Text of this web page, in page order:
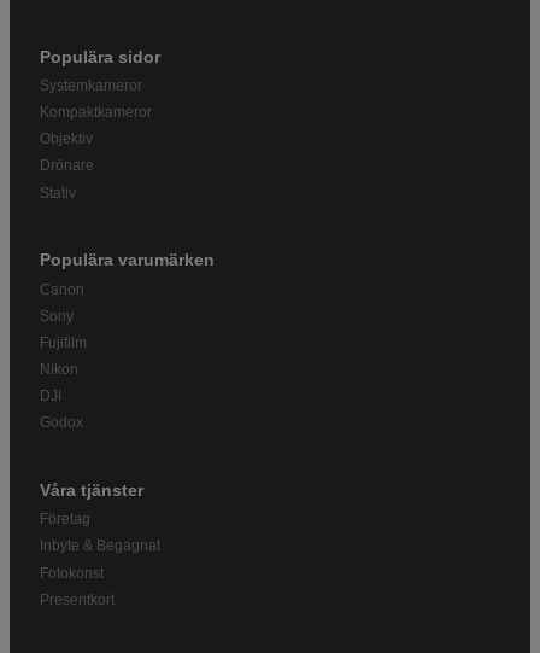
Populära sidor
Systemkameror
Kompaktkameror
Objektiv
Drönare
Stativ
Populära varumärken
Canon
Sony
Fujifilm
Nikon
DJI
Godox
Våra tjänster
Företag
Inbyte & Begagnat
Fotokonst
Presentkort